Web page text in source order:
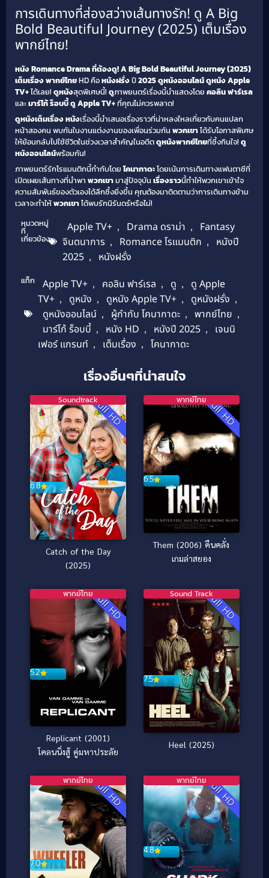
การเดินทางที่ส่องสว่างเส้นทางรัก! ดู A Big
Bold Beautiful Journey (2025) เต็มเรื่อง
พากย์ไทย!
หนัง Romance Drama ที่ต้องดู! A Big Bold Beautiful Journey (2025)
เต็มเรื่อง พากย์ไทยHD คือหนังฝรั่งปี2025ดูหนังออนไลน์ดูหนัง Apple
TV+ได้เลย! ดูหนังสุดพิเศษนี้! ดูภาพยนตร์เรื่องนี้นำแสดงโดย คอลิน ฟาร์เรล
และมาร์โก้ ร็อบบี้ดู Apple TV+ที่คุณไม่ควรพลาด!
ดูหนังเต็มเรื่องหนังเรื่องนี้นำเสนอเรื่องราวที่น่าหลงใหลเกี่ยวกับคนแปลก
หน้าสองคน พบกันในงานแต่งงานของเพื่อนร่วมกัน พวกเขาได้รับโอกาสพิเศษ
ให้ย้อนกลับไปใช้ชีวิตในช่วงเวลาสำคัญในอดีตดูหนังพากย์ไทยที่ซึ้งกินใจ! ดู
หนังออนไลน์พร้อมกัน!
ภาพยนตร์รักโรแมนติกนี้กำกับโดยโคนากาดะโดยเน้นการเดินทางแฟนตาซีที่
เปิดเผยเส้นทางที่นำพา พวกเขามาสู่ปัจจุบัน เรื่องราวนี้ทำให้พวกเขาเข้าใจ
ความสัมพันธ์ของตัวเองได้ลึกซึ้งยิ่งขึ้น คุณต้องมาติดตามว่าการเดินทางข้าม
เวลาจะทำให้พวกเขาได้พบรักนิรันดร์หรือไม่!
หมวดหมู่
ที่
เกี่ยวข้อง
Apple TV+ , Drama ดราม่า ,
Fantasy
จินตนาการ , Romance โรแมนติก ,
หนังปี
2025 , หนังฝรั่ง
แท็ก Apple TV+ , คอลิน ฟาร์เรล , ดู ,
ดู Apple
TV+ , ดูหนัง , ดูหนัง Apple TV+ , ดูหนังฝรั่ง ,
ดูหนังออนไลน์ , ผู้กำกับ โคนากาดะ , พากย์ไทย ,
มาร์โก้ ร็อบบี้ , หนัง HD , หนังปี 2025 ,
เจนนิ
เฟอร์ แกรนท์ , เต็มเรื่อง , โคนากาดะ
เรื่องอื่นๆที่น่าสนใจ
Full HD
6.8
Soundtrack
Catch of the Day
(2025)
Full HD
6.5
พากย์ไทย
Them (2006) คืนคลั่ง
เกมล่าสยอง
Full HD
5.2
พากย์ไทย
Replicant (2001)
โคลนนิ่งสู้ คู่มหาประลัย
Full HD
7.5
Sound Track
Heel (2025)
Full HD
7.0
พากย์ไทย Full HD
4.8
พากย์ไทย